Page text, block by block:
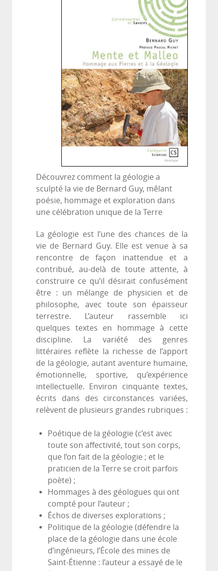
Découvrez comment la géologie a
sculpté la vie de Bernard Guy, mêlant
poésie, hommage et exploration dans
une célébration unique de la Terre
La géologie est l’une des chances de la
vie de Bernard Guy. Elle est venue à sa
rencontre de façon inattendue et a
contribué, au-delà de toute attente, à
construire ce qu’il désirait confusément
être : un mélange de physicien et de
philosophe, avec toute son épaisseur
terrestre. L’auteur rassemble ici
quelques textes en hommage à cette
discipline. La variété des genres
littéraires reflète la richesse de l’apport
de la géologie, autant aventure humaine,
émotionnelle, sportive, qu’expérience
intellectuelle. Environ cinquante textes,
écrits dans des circonstances variées,
relèvent de plusieurs grandes rubriques :
Poétique de la géologie (c’est avec
toute son affectivité, tout son corps,
que l’on fait de la géologie ; et le
praticien de la Terre se croit parfois
poète) ;
Hommages à des géologues qui ont
compté pour l’auteur ;
Échos de diverses explorations ;
Politique de la géologie (défendre la
place de la géologie dans une école
d’ingénieurs, l’École des mines de
Saint-Étienne : l’auteur a essayé de le